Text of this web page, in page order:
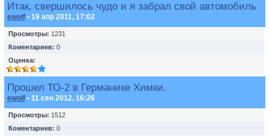
Итак, свершилось чудо и я забрал свой автомобиль
ewolf • 19 апр 2011, 17:02
Просмотры: 1231
Коментариев: 0
Оценка:
Прошел ТО-2 в Германике Химки.
ewolf • 11 сен 2012, 16:26
Просмотры: 1512
Коментариев: 0